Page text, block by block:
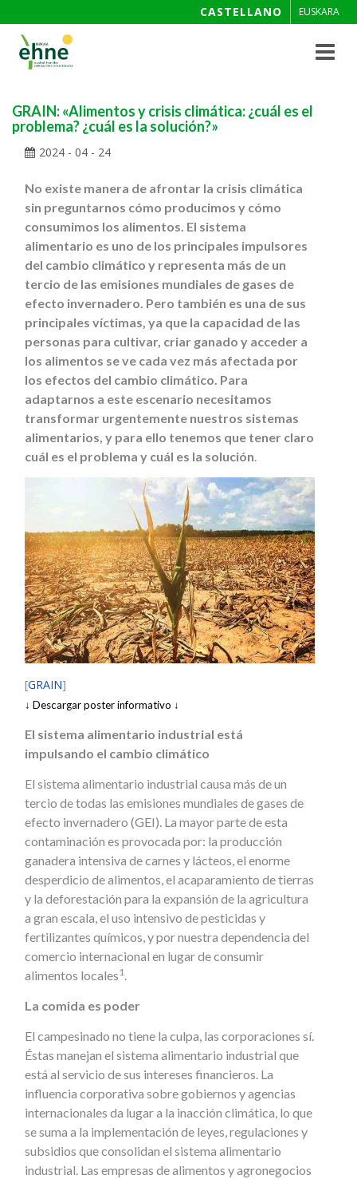
CASTELLANO EUSKARA
Toggle
GRAIN: «Alimentos y crisis climática: ¿cuál es el
problema? ¿cuál es la solución?»
2024 - 04 - 24
No existe manera de afrontar la crisis climática
sin preguntarnos cómo producimos y cómo
consumimos los alimentos. El sistema
alimentario es uno de los principales impulsores
del cambio climático y representa más de un
tercio de las emisiones mundiales de gases de
efecto invernadero. Pero también es una de sus
principales víctimas, ya que la capacidad de las
personas para cultivar, criar ganado y acceder a
los alimentos se ve cada vez más afectada por
los efectos del cambio climático. Para
adaptarnos a este escenario necesitamos
transformar urgentemente nuestros sistemas
alimentarios, y para ello tenemos que tener claro
cuál es el problema y cuál es la solución.
[GRAIN]
↓ Descargar poster informativo ↓
El sistema alimentario industrial está
impulsando el cambio climático
El sistema alimentario industrial causa más de un
tercio de todas las emisiones mundiales de gases de
efecto invernadero (GEI). La mayor parte de esta
contaminación es provocada por: la producción
ganadera intensiva de carnes y lácteos, el enorme
desperdicio de alimentos, el acaparamiento de tierras
y la deforestación para la expansión de la agricultura
a gran escala, el uso intensivo de pesticidas y
fertilizantes químicos, y por nuestra dependencia del
comercio internacional en lugar de consumir
alimentos locales 1.
La comida es poder
El campesinado no tiene la culpa, las corporaciones sí.
Éstas manejan el sistema alimentario industrial que
está al servicio de sus intereses financieros. La
influencia corporativa sobre gobiernos y agencias
internacionales da lugar a la inacción climática, lo que
se suma a la implementación de leyes, regulaciones y
subsidios que consolidan el sistema alimentario
industrial. Las empresas de alimentos y agronegocios